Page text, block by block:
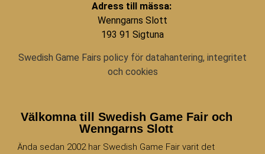
Adress till mässa:
Wenngarns Slott
193 91 Sigtuna
Swedish Game Fairs policy för datahantering, integritet
och cookies
Välkomna till Swedish Game Fair och
Wenngarns Slott
Ända sedan 2002 har Swedish Game Fair varit det